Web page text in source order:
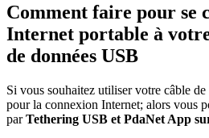
Comment faire pour se
Internet portable à
de données USB
Si vous souhaitez utiliser votre câble
pour la connexion Internet; alors vous
parTethering USB et PdaNet App